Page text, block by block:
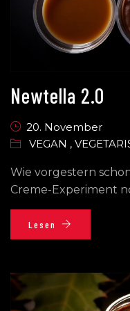
Newtella 2.0
20. November
VEGAN ,
Wie vorgestern
Creme-Experiment
Lesen